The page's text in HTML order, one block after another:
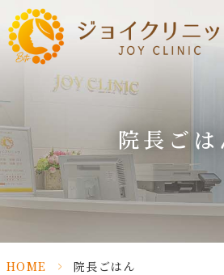
院長ごは
HOME > 院長ごはん